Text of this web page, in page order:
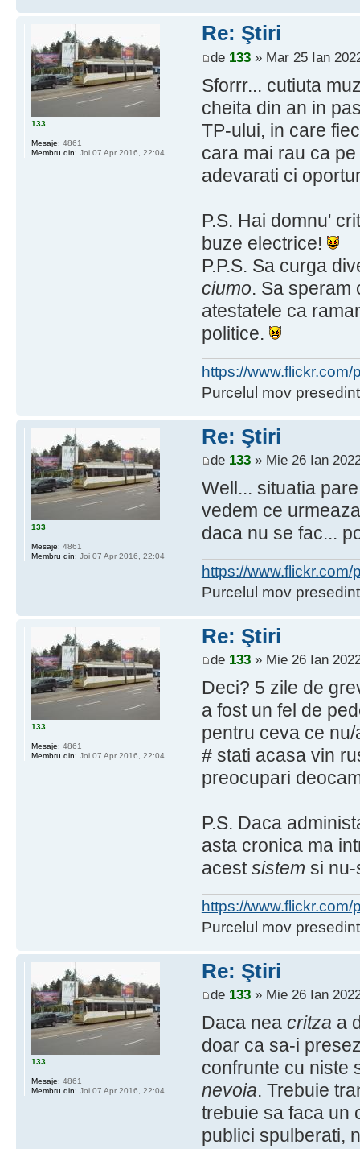
Re: Ştiri
de 133» Mar 25 Ian
Sforrr... cutiuta
cheita din an in
TP-ului, in care
cara mai rau ca
adevarati ci
P.S. Hai domnu'
buze electrice!
P.P.S. Sa curga
ciumo. Sa speram
atestatele ca
politice.
https://
Purcelul mov
133
Mesaje: 4861
Membru din: Joi 07 Apr 2016, 22:04
Re: Ştiri
de 133» Mie 26 Ian
Well... situatia
vedem ce
daca nu se fac...
https://
Purcelul mov
133
Mesaje: 4861
Membru din: Joi 07 Apr 2016, 22:04
Re: Ştiri
de 133» Mie 26 Ian
Deci? 5 zile de
a fost un fel de
pentru ceva ce
# stati acasa vin
preocupari
P.S. Daca
asta cronica ma
acestsistem si
https://
Purcelul mov
133
Mesaje: 4861
Membru din: Joi 07 Apr 2016, 22:04
Re: Ştiri
de 133» Mie 26 Ian
Daca nea critza a
doar ca sa-i
confrunte cu niste
nevoia. Trebuie
trebuie sa faca un
publici spulberati,
133
Mesaje: 4861
Membru din: Joi 07 Apr 2016, 22:04